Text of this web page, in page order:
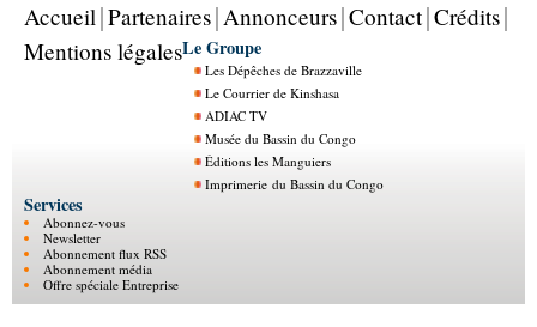
Accueil Partenaires Annonceurs Contact Crédits
Mentions légalesLe Groupe
Les Dépêches de Brazzaville
Le Courrier de Kinshasa
ADIAC TV
Musée du Bassin du Congo
Éditions les Manguiers
Imprimerie du Bassin du Congo
Services
Abonnez-vous
Newsletter
Abonnement flux RSS
Abonnement média
Offre spéciale Entreprise